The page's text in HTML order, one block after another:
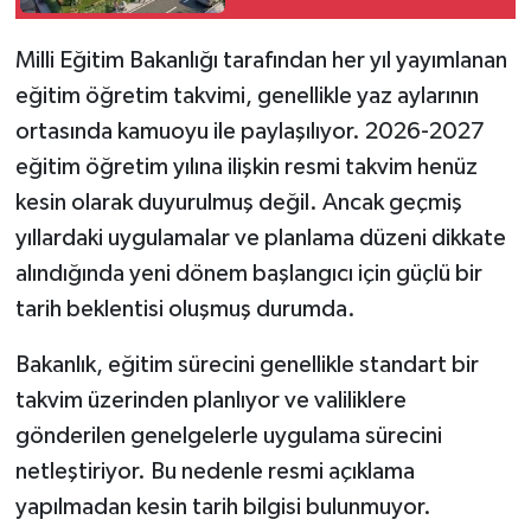
Milli Eğitim Bakanlığı tarafından her yıl yayımlanan
eğitim öğretim takvimi, genellikle yaz aylarının
ortasında kamuoyu ile paylaşılıyor. 2026-2027
eğitim öğretim yılına ilişkin resmi takvim henüz
kesin olarak duyurulmuş değil. Ancak geçmiş
yıllardaki uygulamalar ve planlama düzeni dikkate
alındığında yeni dönem başlangıcı için güçlü bir
tarih beklentisi oluşmuş durumda.
Bakanlık, eğitim sürecini genellikle standart bir
takvim üzerinden planlıyor ve valiliklere
gönderilen genelgelerle uygulama sürecini
netleştiriyor. Bu nedenle resmi açıklama
yapılmadan kesin tarih bilgisi bulunmuyor.